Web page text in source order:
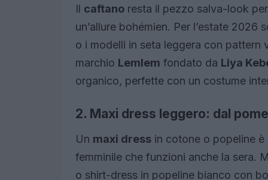
Il caftano resta il pezzo salva-look
un’allure bohémien. Per l’estate
o i modelli in seta leggera con pattern
marchio Lemlem fondato da Liya
organico, perfette con un costume
2. Maxi dress leggero: dal
Un maxi dress in cotone o popeline
femminile che funzioni anche la sera.
o shirt-dress in popeline bianco con